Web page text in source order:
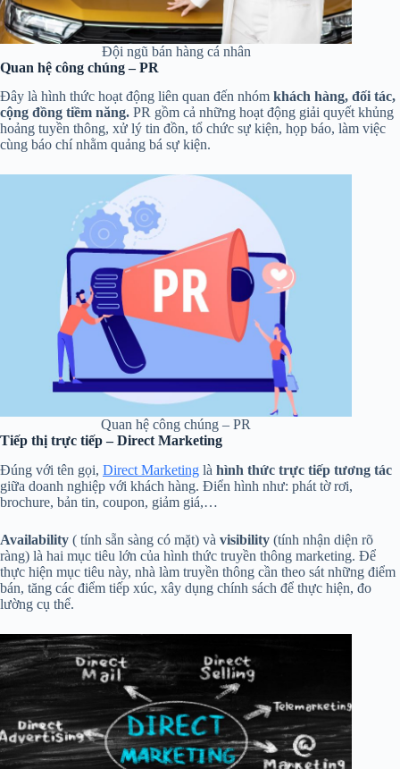
Đội ngũ bán hàng cá nhân
Quan hệ công chúng – PR
Đây là hình thức hoạt động liên quan đến nhóm khách hàng, đối tác,
cộng đồng tiềm năng. PR gồm cả những hoạt động giải quyết khủng
hoảng tuyền thông, xử lý tin đồn, tổ chức sự kiện, họp báo, làm việc
cùng báo chí nhằm quảng bá sự kiện.
Quan hệ công chúng – PR
Tiếp thị trực tiếp – Direct Marketing
Đúng với tên gọi, Direct Marketing là hình thức trực tiếp tương tác
giữa doanh nghiệp với khách hàng. Điển hình như: phát tờ rơi,
brochure, bản tin, coupon, giảm giá,…
Availability ( tính sẵn sàng có mặt) và visibility (tính nhận diện rõ
ràng) là hai mục tiêu lớn của hình thức truyền thông marketing. Để
thực hiện mục tiêu này, nhà làm truyền thông cần theo sát những điểm
bán, tăng các điểm tiếp xúc, xây dụng chính sách để thực hiện, đo
lường cụ thể.